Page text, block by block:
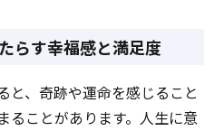
らす幸福感と満足度
と、奇跡や運命を感じること
ることがあります。人生に意